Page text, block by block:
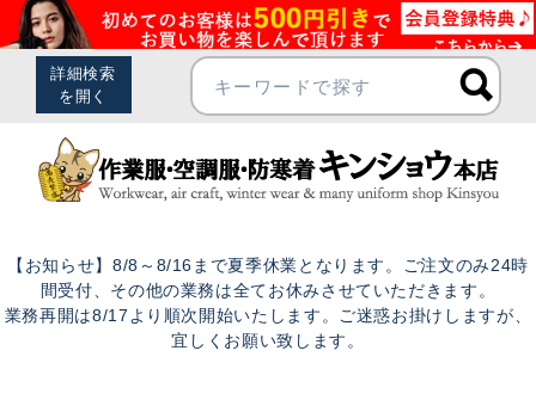
【お知らせ】8/8～8/16まで夏季休業となります。ご注文のみ24時
間受付、その他の業務は全てお休みさせていただきます。
業務再開は8/17より順次開始いたします。ご迷惑お掛けしますが、
宜しくお願い致します。